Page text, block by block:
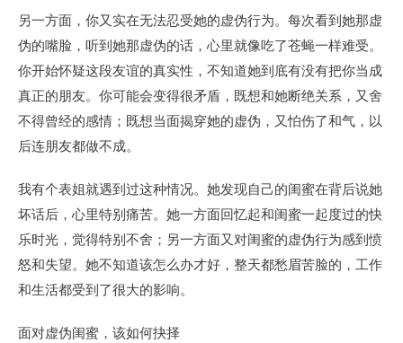
另一方面，你又实在无法忍受她的虚伪行为。每次看到她那虚
伪的嘴脸，听到她那虚伪的话，心里就像吃了苍蝇一样难受。
你开始怀疑这段友谊的真实性，不知道她到底有没有把你当成
真正的朋友。你可能会变得很矛盾，既想和她断绝关系，又舍
不得曾经的感情；既想当面揭穿她的虚伪，又怕伤了和气，以
后连朋友都做不成。
我有个表姐就遇到过这种情况。她发现自己的闺蜜在背后说她
坏话后，心里特别痛苦。她一方面回忆起和闺蜜一起度过的快
乐时光，觉得特别不舍；另一方面又对闺蜜的虚伪行为感到愤
怒和失望。她不知道该怎么办才好，整天都愁眉苦脸的，工作
和生活都受到了很大的影响。
面对虚伪闺蜜，该如何抉择